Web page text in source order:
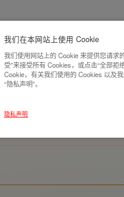
我们在本网站上使用 Cookie
我们使用网站上的 Cookie 来提供您请求
受”来接受所有 Cookies，或点击“全部拒
Cookie，有关我们使用的 Cookies 以及
“隐私声明”。
隐私声明